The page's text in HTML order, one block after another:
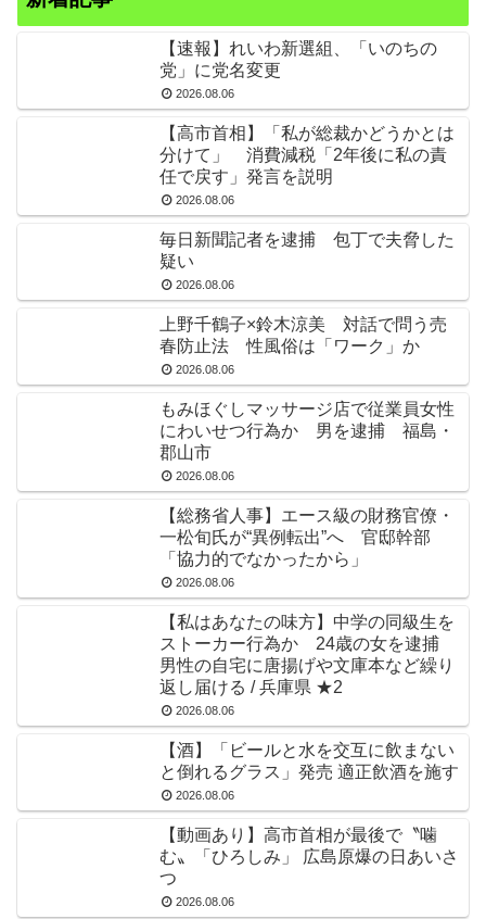
【速報】れいわ新選組、「いのちの
党」に党名変更
2026.08.06
【高市首相】「私が総裁かどうかとは
分けて」 消費減税「2年後に私の責
任で戻す」発言を説明
2026.08.06
毎日新聞記者を逮捕 包丁で夫脅した
疑い
2026.08.06
上野千鶴子×鈴木涼美 対話で問う売
春防止法 性風俗は「ワーク」か
2026.08.06
もみほぐしマッサージ店で従業員女性
にわいせつ行為か 男を逮捕 福島・
郡山市
2026.08.06
【総務省人事】エース級の財務官僚・
一松旬氏が“異例転出”へ 官邸幹部
「協力的でなかったから」
2026.08.06
【私はあなたの味方】中学の同級生を
ストーカー行為か 24歳の女を逮捕
男性の自宅に唐揚げや文庫本など繰り
返し届ける / 兵庫県 ★2
2026.08.06
【酒】「ビールと水を交互に飲まない
と倒れるグラス」発売 適正飲酒を施す
2026.08.06
【動画あり】高市首相が最後で〝噛
む〟「ひろしみ」 広島原爆の日あいさ
つ
2026.08.06